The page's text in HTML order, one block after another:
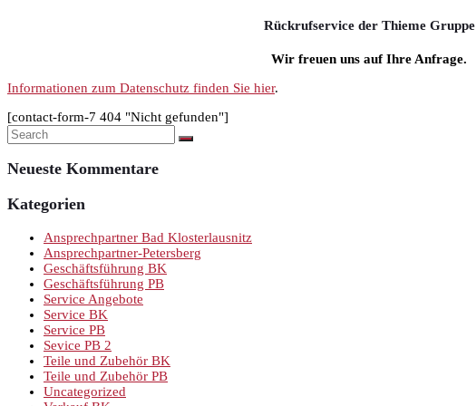
Rückrufservice der Thieme Gruppe
Wir freuen uns auf Ihre Anfrage.
Informationen zum Datenschutz finden Sie hier.
[contact-form-7 404 "Nicht gefunden"]
Neueste Kommentare
Kategorien
Ansprechpartner Bad Klosterlausnitz
Ansprechpartner-Petersberg
Geschäftsführung BK
Geschäftsführung PB
Service Angebote
Service BK
Service PB
Sevice PB 2
Teile und Zubehör BK
Teile und Zubehör PB
Uncategorized